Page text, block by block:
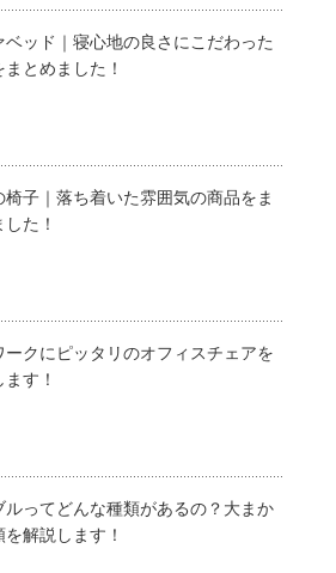
ベッド｜寝心地の良さにこだわった
とめました！
椅子｜落ち着いた雰囲気の商品をま
た！
ークにピッタリのオフィスチェアを
す！
ルってどんな種類があるの？大まか
を解説します！